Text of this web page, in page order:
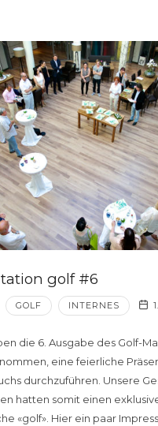
golf #6
GOLF INTERNES
die 6. Ausgabe des Golf-
eine feierliche
durchzuführen. Unsere
hatten somit einen
«golf». Hier ein paar